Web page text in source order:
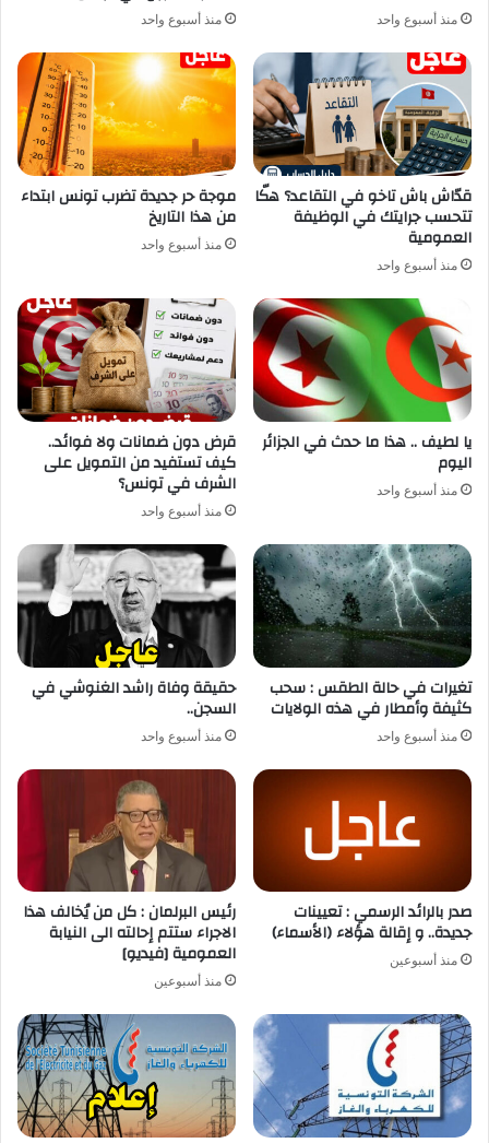
منذ أسبوع واحد منذ أسبوع واحد
قدّاش باش تاخو في التقاعد؟ هكّا
تتحسب جرايتك في الوظيفة
العمومية
منذ أسبوع واحد
موجة حر جديدة تضرب تونس ابتداء
من هذا التاريخ
منذ أسبوع واحد
يا لطيف .. هذا ما حدث في الجزائر
اليوم
منذ أسبوع واحد
قرض دون ضمانات ولا فوائد..
كيف تستفيد من التمويل على
الشرف في تونس؟
منذ أسبوع واحد
تغيرات في حالة الطقس : سحب
كثيفة وأمطار في هذه الولايات
منذ أسبوع واحد
حقيقة وفاة راشد الغنوشي في
السجن..
منذ أسبوع واحد
صدر بالرائد الرسمي : تعيينات
جديدة.. و إقالة هؤلاء (الأسماء)
منذ أسبوعين
رئيس البرلمان : كل من يُخالف هذا
الاجراء ستتم إحالته الى النيابة
العمومية [فيديو]
منذ أسبوعين